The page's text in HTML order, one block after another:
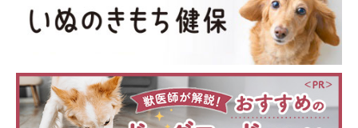
に、日々喜びを感じている飼い主さん。むぎちゃんとの暮らし
は、楽しさや幸せで溢れているのだそう♪